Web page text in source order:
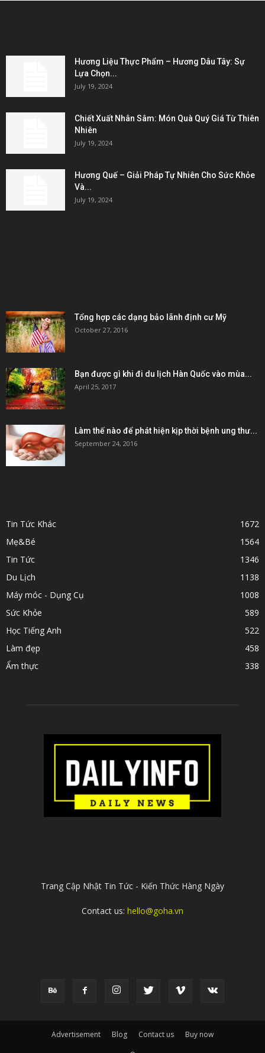
Hương Liệu Thực Phẩm – Hương Dâu Tây: Sự
Lựa Chọn...
July 19, 2024
Chiết Xuất Nhân Sâm: Món Quà Quý Giá Từ Thiên
Nhiên
July 19, 2024
Hương Quế – Giải Pháp Tự Nhiên Cho Sức Khỏe
Và...
July 19, 2024
Tổng hợp các dạng bảo lãnh định cư Mỹ
October 27, 2016
Bạn được gì khi đi du lịch Hàn Quốc vào mùa...
April 25, 2017
Làm thế nào để phát hiện kịp thời bệnh ung thư...
September 24, 2016
Tin Tức Khác
1672
Mẹ&Bé
1564
Tin Tức
1346
Du Lịch
1138
Máy móc - Dụng Cụ
1008
Sức Khỏe
589
Học Tiếng Anh
522
Làm đẹp
458
Ẩm thực
338
Trang Cập Nhật Tin Tức - Kiến Thức Hàng Ngày
Contact us: hello@goha.vn
Advertisement Blog Contact us Buy now